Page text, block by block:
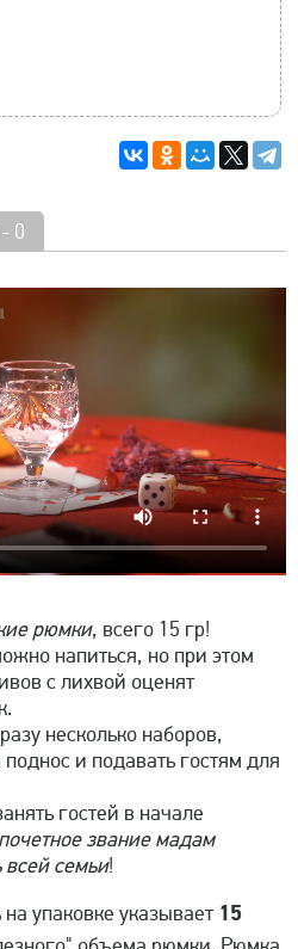
0
рюмки, всего 15 гр!
напиться, но при этом
с лихвой оценят
несколько наборов,
и подавать гостям для
гостей в начале
звание мадам
семьи!
упаковке указывает 15